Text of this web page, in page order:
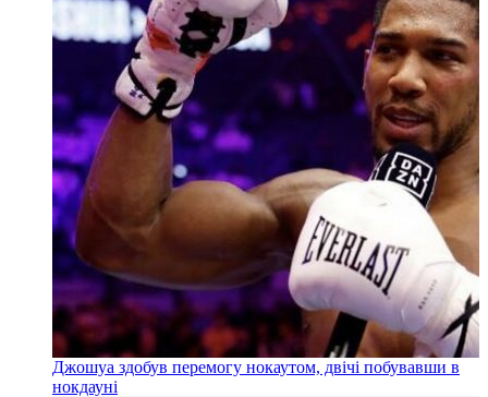
Джошуа здобув перемогу нокаутом, двічі побувавши в
нокдауні